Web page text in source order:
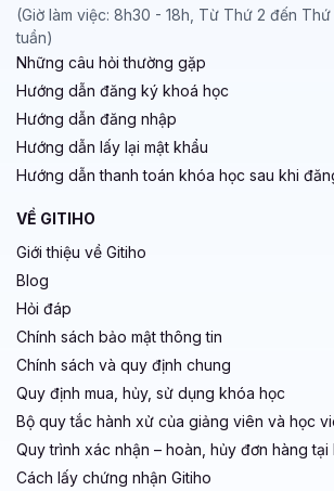
(Giờ làm việc: 8h30 - 18h, Từ Thứ 2 đến
tuần)
Những câu hỏi thường gặp
Hướng dẫn đăng ký khoá học
Hướng dẫn đăng nhập
Hướng dẫn lấy lại mật khẩu
Hướng dẫn thanh toán khóa học sau khi
VỀ GITIHO
Giới thiệu về Gitiho
Blog
Hỏi đáp
Chính sách bảo mật thông tin
Chính sách và quy định chung
Quy định mua, hủy, sử dụng khóa học
Bộ quy tắc hành xử của giảng viên và học
Quy trình xác nhận – hoàn, hủy đơn hàng tại
Cách lấy chứng nhận Gitiho